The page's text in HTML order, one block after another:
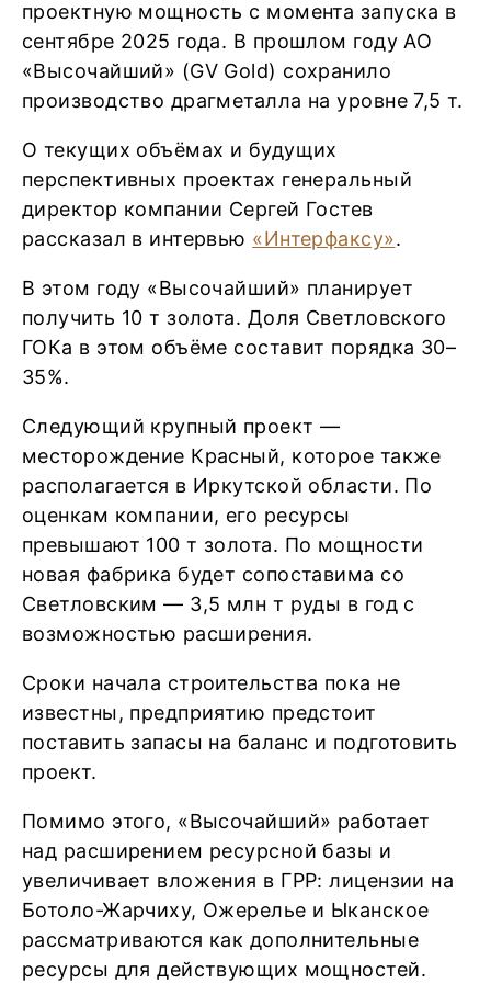
проектную мощность с момента запуска в
сентябре 2025 года. В прошлом году АО
«Высочайший» (GV Gold) сохранило
производство драгметалла на уровне 7,5 т.
О текущих объёмах и будущих
перспективных проектах генеральный
директор компании Сергей Гостев
рассказал в интервью «Интерфаксу».
В этом году «Высочайший» планирует
получить 10 т золота. Доля Светловского
ГОКа в этом объёме составит порядка 30–
35%.
Следующий крупный проект —
месторождение Красный, которое также
располагается в Иркутской области. По
оценкам компании, его ресурсы
превышают 100 т золота. По мощности
новая фабрика будет сопоставима со
Светловским — 3,5 млн т руды в год с
возможностью расширения.
Сроки начала строительства пока не
известны, предприятию предстоит
поставить запасы на баланс и подготовить
проект.
Помимо этого, «Высочайший» работает
над расширением ресурсной базы и
увеличивает вложения в ГРР: лицензии на
Ботоло-Жарчиху, Ожерелье и Ыканское
рассматриваются как дополнительные
ресурсы для действующих мощностей.